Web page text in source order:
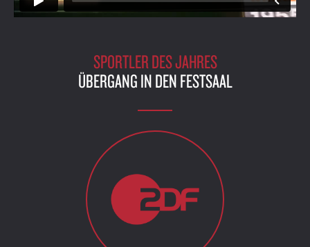
SPORTLER DES JAHRES
ÜBERGANG IN DEN FESTSAAL